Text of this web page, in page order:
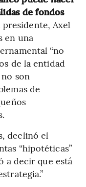
de fondos
presidente, Axel
en una
“no
de la entidad
son
de
declinó el
“hipotéticas”
a decir que está